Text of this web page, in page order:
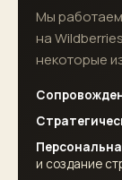
Мы
на
некоторые
и создание